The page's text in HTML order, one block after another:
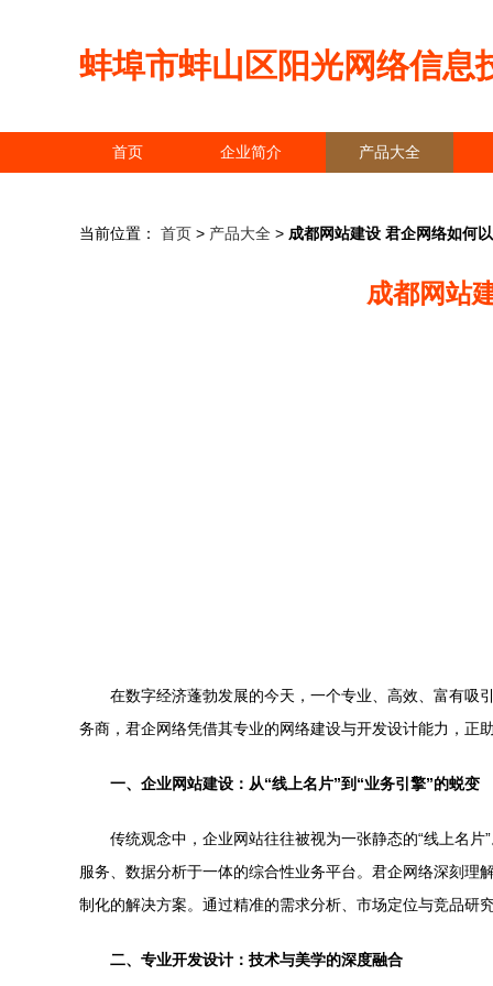
蚌埠市蚌山区阳光网络信息
首页 企业简介 产品大全
当前位置： 首页 > 产品大全 > 成都网站建设 君企网络如何
成都网站
在数字经济蓬勃发展的今天，一个专业、高效、富有吸
务商，君企网络凭借其专业的网络建设与开发设计能力，正
一、企业网站建设：从“线上名片”到“业务引擎”的蜕变
传统观念中，企业网站往往被视为一张静态的“线上名
服务、数据分析于一体的综合性业务平台。君企网络深刻理
制化的解决方案。通过精准的需求分析、市场定位与竞品研
二、专业开发设计：技术与美学的深度融合